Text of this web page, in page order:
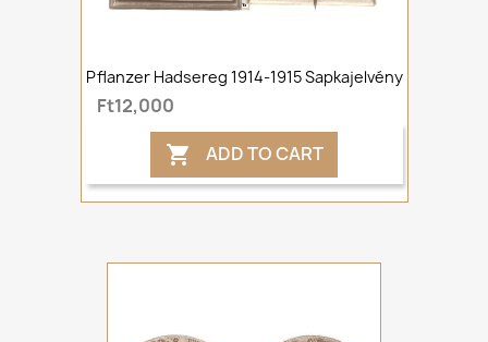
Pflanzer Hadsereg 1914-1915 Sapkajelvény
Ft12,000
 ADD TO CART